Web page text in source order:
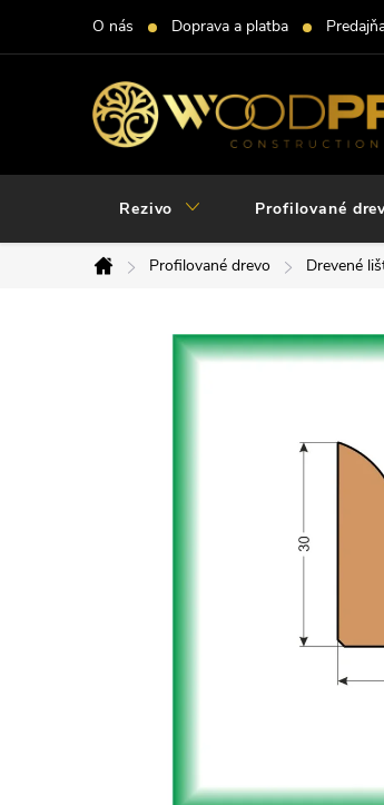
O nás Doprava a platba
Rezivo Profilované
Domov
Profilované drevo Drevené